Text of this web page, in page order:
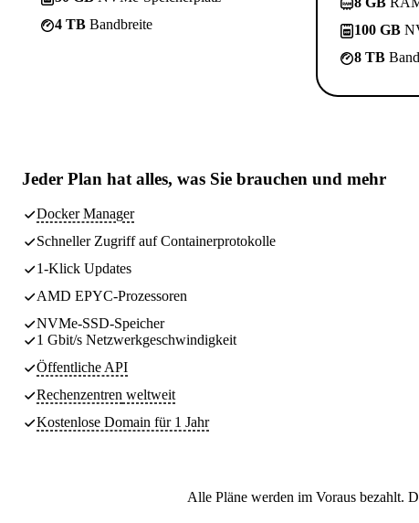
4 TB Bandbreite
100 GB
8 TB
Jeder Plan hat alles, was Sie brauchen und mehr
Docker Manager
Schneller Zugriff auf Containerprotokolle
1-Klick Updates
AMD EPYC-Prozessoren
NVMe-SSD-Speicher
1 Gbit/s Netzwerkgeschwindigkeit
Öffentliche API
Rechenzentren weltweit
Kostenlose Domain für 1 Jahr
Alle Pläne werden im Voraus bezahlt.